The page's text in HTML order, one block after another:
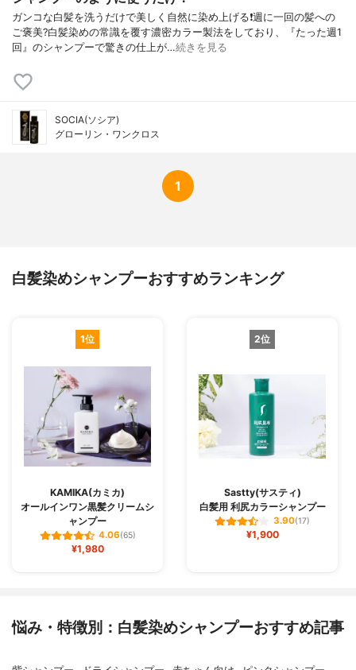
ガンコな白髪を洗うだけで美しく自然に染め上げる❗週に一回の髪への
ご褒美?白髪染めの常識を覆す濃密カラー製法をしており、『たった週1
回』のシャンプーで驚きの仕上が…続きを見る
SOCIA(ソシア)
グローリン・ワンクロス
1
白髪染めシャンプーおすすめランキング
1位
KAMIKA(カミカ)
オールインワン黒髪クリームシ
ャンプー
4.06(65)
¥1,980
2位
Sastty(サスティ)
白髪用 利尻カラーシャンプー
3.90(17)
¥1,900
悩み・特徴別：白髪染めシャンプーおすすめ記事